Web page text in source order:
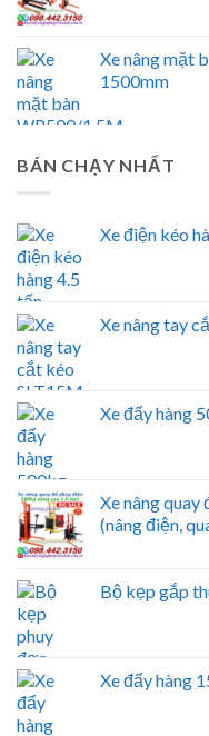
Xe nâng mặt
1500mm
BÁN CHẠY NHẤT
Xe điện kéo
Xe nâng tay
Xe đẩy hàng
Xe nâng
(nâng điện,
Bộ kẹp gắp
Xe đẩy hàng